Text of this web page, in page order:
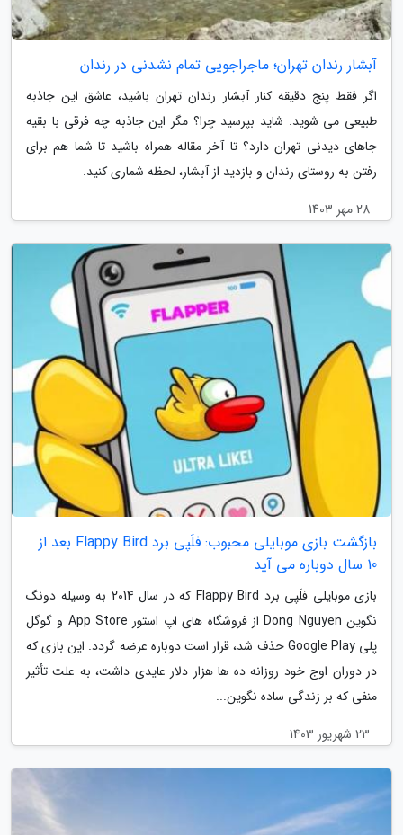
آبشار رندان تهران؛ ماجراجویی تمام نشدنی در رندان
اگر فقط پنج دقیقه کنار آبشار رندان تهران باشید، عاشق این جاذبه
طبیعی می شوید. شاید بپرسید چرا؟ مگر این جاذبه چه فرقی با بقیه
جاهای دیدنی تهران دارد؟ تا آخر مقاله همراه باشید تا شما هم برای
رفتن به روستای رندان و بازدید از آبشار، لحظه شماری کنید.
28 مهر 1403
بازگشت بازی موبایلی محبوب: فلَپی برد Flappy Bird بعد از
10 سال دوباره می آید
بازی موبایلی فلَپی برد Flappy Bird که در سال 2014 به وسیله دونگ
نگوین Dong Nguyen از فروشگاه های اپ استور App Store و گوگل
پلی Google Play حذف شد، قرار است دوباره عرضه گردد. این بازی که
در دوران اوج خود روزانه ده ها هزار دلار عایدی داشت، به علت تأثیر
منفی که بر زندگی ساده نگوین...
23 شهریور 1403